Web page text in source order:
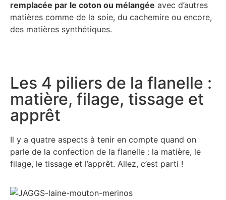
remplacée par le coton ou mélangée avec d’autres
matières comme de la soie, du cachemire ou encore,
des matières synthétiques.
Les 4 piliers de la flanelle :
matière, filage, tissage et
apprêt
Il y a quatre aspects à tenir en compte quand on
parle de la confection de la flanelle : la matière, le
filage, le tissage et l’apprêt. Allez, c’est parti !